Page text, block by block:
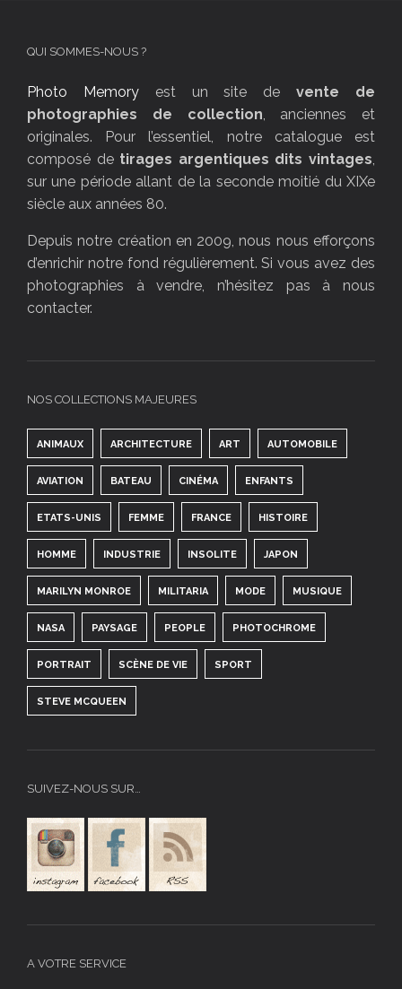
QUI SOMMES-NOUS ?
Photo Memoryest un site devente de
photographies de collection, anciennes et
originales. Pour l’essentiel, notre catalogue est
composé de tirages argentiques dits vintages,
sur une période allant de la seconde moitié du XIXe
siècle aux années 80.
Depuis notre création en 2009, nous nous efforçons
d’enrichir notre fond régulièrement. Si vous avez des
photographies à vendre, n’hésitez pas à nous
contacter.
NOS COLLECTIONS MAJEURES
ANIMAUX ARCHITECTURE ART AUTOMOBILE
AVIATION BATEAU CINÉMA ENFANTS
ETATS-UNIS FEMME FRANCE HISTOIRE
HOMME INDUSTRIE INSOLITE JAPON
MARILYN MONROE MILITARIA MODE MUSIQUE
NASA PAYSAGE PEOPLE PHOTOCHROME
PORTRAIT SCÈNE DE VIE SPORT
STEVE MCQUEEN
SUIVEZ-NOUS SUR…
A VOTRE SERVICE